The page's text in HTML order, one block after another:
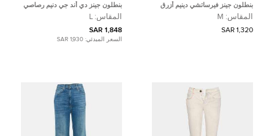
بنطلون جينز فيرساتشي دينيم أزرق
كلاسيكي برباط الفخذ واسع مقاس
وسط 30 بوصة
المقاس: M
1,320 SAR
بنطلون جينز دي أند جي دنيم رصاصي
مشبح مقاس كبير - لارج
المقاس: L
1,848 SAR
السعر المبدئي: 1,930 SAR